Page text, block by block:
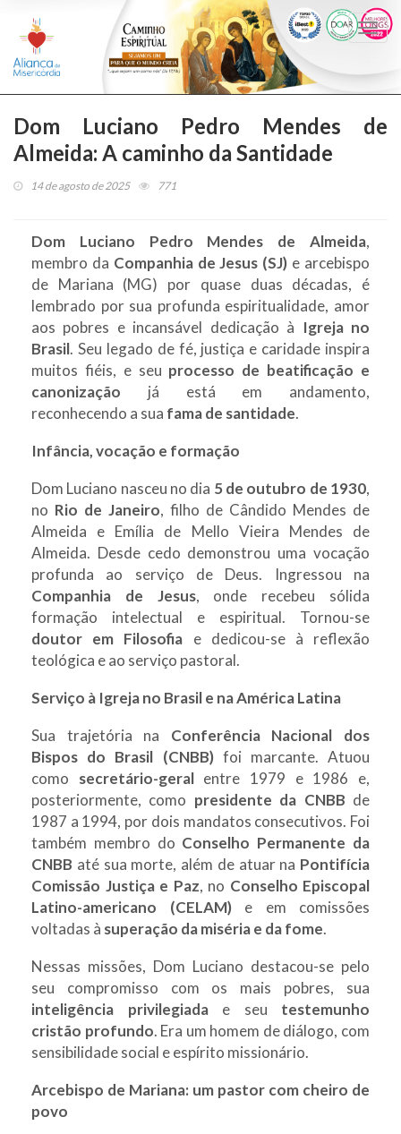
Dom Luciano Pedro Mendes de
Almeida: A caminho da Santidade
14 de agosto de 2025 771
Dom Luciano Pedro Mendes de Almeida,
membro da Companhia de Jesus (SJ) e arcebispo
de Mariana (MG) por quase duas décadas, é
lembrado por sua profunda espiritualidade, amor
aos pobres e incansável dedicação à Igreja no
Brasil. Seu legado de fé, justiça e caridade inspira
muitos fiéis, e seu processo de beatificação e
canonização já está em andamento,
reconhecendo a sua fama de santidade.
Infância, vocação e formação
Dom Luciano nasceu no dia 5 de outubro de 1930,
no Rio de Janeiro, filho de Cândido Mendes de
Almeida e Emília de Mello Vieira Mendes de
Almeida. Desde cedo demonstrou uma vocação
profunda ao serviço de Deus. Ingressou na
Companhia de Jesus, onde recebeu sólida
formação intelectual e espiritual. Tornou-se
doutor em Filosofia e dedicou-se à reflexão
teológica e ao serviço pastoral.
Serviço à Igreja no Brasil e na América Latina
Sua trajetória na Conferência Nacional dos
Bispos do Brasil (CNBB)foi marcante. Atuou
como secretário-geralentre 1979 e 1986 e,
posteriormente, como presidente da CNBB de
1987 a 1994, por dois mandatos consecutivos. Foi
também membro do Conselho Permanente da
CNBB até sua morte, além de atuar na Pontifícia
Comissão Justiça e Paz, no Conselho Episcopal
Latino-americano (CELAM)e em comissões
voltadas à superação da miséria e da fome.
Nessas missões, Dom Luciano destacou-se pelo
seu compromisso com os mais pobres, sua
inteligência privilegiadae seu testemunho
cristão profundo. Era um homem de diálogo, com
sensibilidade social e espírito missionário.
Arcebispo de Mariana: um pastor com cheiro de
povo